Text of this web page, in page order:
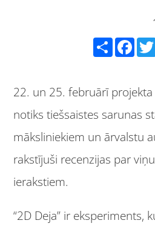
Facebook
22. un 25. februārī projekta
notiks tiešsaistes sarunas
māksliniekiem un ārvalstu
rakstījuši recenzijas par
ierakstiem.
“2D Deja” ir eksperiments,